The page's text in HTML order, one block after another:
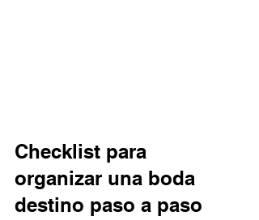
Checklist para
organizar una boda
destino paso a paso